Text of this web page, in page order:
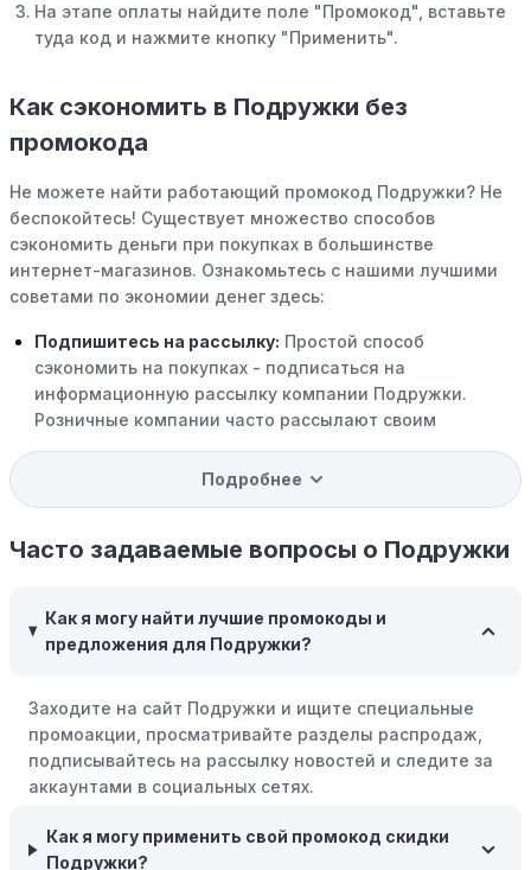
На этапе оплаты найдите поле "Промокод", вставьте
туда код и нажмите кнопку "Применить".
Как сэкономить в Подружки без
промокода
Не можете найти работающий промокод Подружки? Не
беспокойтесь! Существует множество способов
сэкономить деньги при покупках в большинстве
интернет-магазинов. Ознакомьтесь с нашими лучшими
советами по экономии денег здесь:
Подпишитесь на рассылку: Простой способ
сэкономить на покупках - подписаться на
информационную рассылку компании Подружки.
Розничные компании часто рассылают своим
доступ к распродажам.
компании Подружки есть программы поощрения,
позволяющие зарабатывать баллы или cashback на
скидки или будущие покупки.
пятница" или сезонными акциями. В такие периоды
розничные компании часто предлагают значительные
скидки.
добавьте товары в корзину и оставьте их на день или
Подробнее
Часто задаваемые вопросы о Подружки
Как я могу найти лучшие промокоды и
предложения для Подружки?
Заходите на сайт Подружки и ищите специальные
промоакции, просматривайте разделы распродаж,
подписывайтесь на рассылку новостей и следите за
аккаунтами в социальных сетях.
Как я могу применить свой промокод скидки
Подружки?